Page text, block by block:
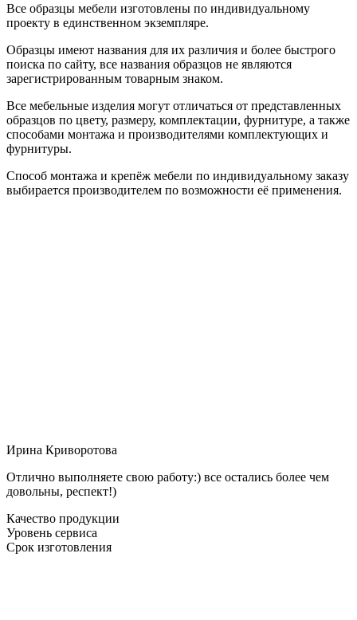
Все образцы мебели изготовлены по индивидуальному
проекту в единственном экземпляре.
Образцы имеют названия для их различия и более быстрого
поиска по сайту, все названия образцов не являются
зарегистрированным товарным знаком.
Все мебельные изделия могут отличаться от представленных
образцов по цвету, размеру, комплектации, фурнитуре, а также
способами монтажа и производителями комплектующих и
фурнитуры.
Способ монтажа и крепёж мебели по индивидуальному заказу
выбирается производителем по возможности её применения.
Ирина Криворотова
Отлично выполняете свою работу:) все остались более чем
довольны, респект!)
Качество продукции
Уровень сервиса
Срок изготовления